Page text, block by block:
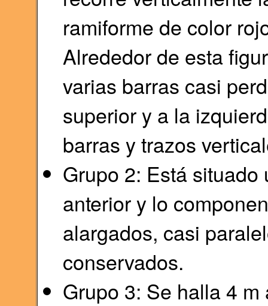
ramiforme de color
Alrededor de esta
varias barras casi
superior y a la
barras y trazos
Grupo 2: Está
anterior y lo
alargados, casi
conservados.
Grupo 3: Se halla 4